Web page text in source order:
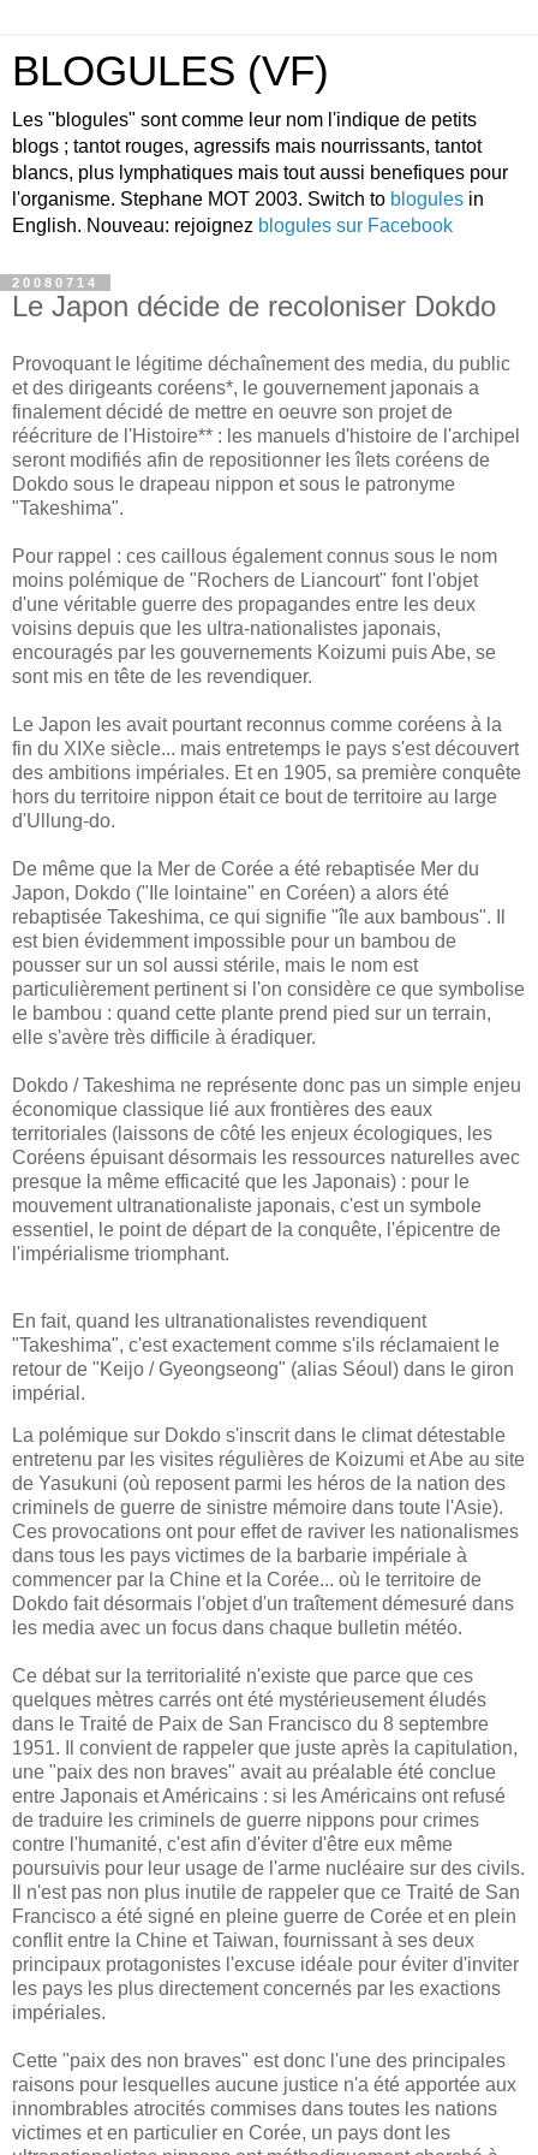
BLOGULES (VF)
Les "blogules" sont comme leur nom l'indique de petits
blogs ; tantot rouges, agressifs mais nourrissants, tantot
blancs, plus lymphatiques mais tout aussi benefiques pour
l'organisme. Stephane MOT 2003. Switch to blogules in
English. Nouveau: rejoignez blogules sur Facebook
20080714
Le Japon décide de recoloniser Dokdo
Provoquant le légitime déchaînement des media, du public
et des dirigeants coréens*, le gouvernement japonais a
finalement décidé de mettre en oeuvre son projet de
réécriture de l'Histoire** : les manuels d'histoire de l'archipel
seront modifiés afin de repositionner les îlets coréens de
Dokdo sous le drapeau nippon et sous le patronyme
"Takeshima".
Pour rappel : ces caillous également connus sous le nom
moins polémique de "Rochers de Liancourt" font l'objet
d'une véritable guerre des propagandes entre les deux
voisins depuis que les ultra-nationalistes japonais,
encouragés par les gouvernements Koizumi puis Abe, se
sont mis en tête de les revendiquer.
Le Japon les avait pourtant reconnus comme coréens à la
fin du XIXe siècle... mais entretemps le pays s'est découvert
des ambitions impériales. Et en 1905, sa première conquête
hors du territoire nippon était ce bout de territoire au large
d'Ullung-do.
De même que la Mer de Corée a été rebaptisée Mer du
Japon, Dokdo ("Ile lointaine" en Coréen) a alors été
rebaptisée Takeshima, ce qui signifie "île aux bambous". Il
est bien évidemment impossible pour un bambou de
pousser sur un sol aussi stérile, mais le nom est
particulièrement pertinent si l'on considère ce que symbolise
le bambou : quand cette plante prend pied sur un terrain,
elle s'avère très difficile à éradiquer.
Dokdo / Takeshima ne représente donc pas un simple enjeu
économique classique lié aux frontières des eaux
territoriales (laissons de côté les enjeux écologiques, les
Coréens épuisant désormais les ressources naturelles avec
presque la même efficacité que les Japonais) : pour le
mouvement ultranationaliste japonais, c'est un symbole
essentiel, le point de départ de la conquête, l'épicentre de
l'impérialisme triomphant.
En fait, quand les ultranationalistes revendiquent
"Takeshima", c'est exactement comme s'ils réclamaient le
retour de "Keijo / Gyeongseong" (alias Séoul) dans le giron
impérial.
La polémique sur Dokdo s'inscrit dans le climat détestable
entretenu par les visites régulières de Koizumi et Abe au site
de Yasukuni (où reposent parmi les héros de la nation des
criminels de guerre de sinistre mémoire dans toute l'Asie).
Ces provocations ont pour effet de raviver les nationalismes
dans tous les pays victimes de la barbarie impériale à
commencer par la Chine et la Corée... où le territoire de
Dokdo fait désormais l'objet d'un traîtement démesuré dans
les media avec un focus dans chaque bulletin météo.
Ce débat sur la territorialité n'existe que parce que ces
quelques mètres carrés ont été mystérieusement éludés
dans le Traité de Paix de San Francisco du 8 septembre
1951. Il convient de rappeler que juste après la capitulation,
une "paix des non braves" avait au préalable été conclue
entre Japonais et Américains : si les Américains ont refusé
de traduire les criminels de guerre nippons pour crimes
contre l'humanité, c'est afin d'éviter d'être eux même
poursuivis pour leur usage de l'arme nucléaire sur des civils.
Il n'est pas non plus inutile de rappeler que ce Traité de San
Francisco a été signé en pleine guerre de Corée et en plein
conflit entre la Chine et Taiwan, fournissant à ses deux
principaux protagonistes l'excuse idéale pour éviter d'inviter
les pays les plus directement concernés par les exactions
impériales.
Cette "paix des non braves" est donc l'une des principales
raisons pour lesquelles aucune justice n'a été apportée aux
innombrables atrocités commises dans toutes les nations
victimes et en particulier en Corée, un pays dont les